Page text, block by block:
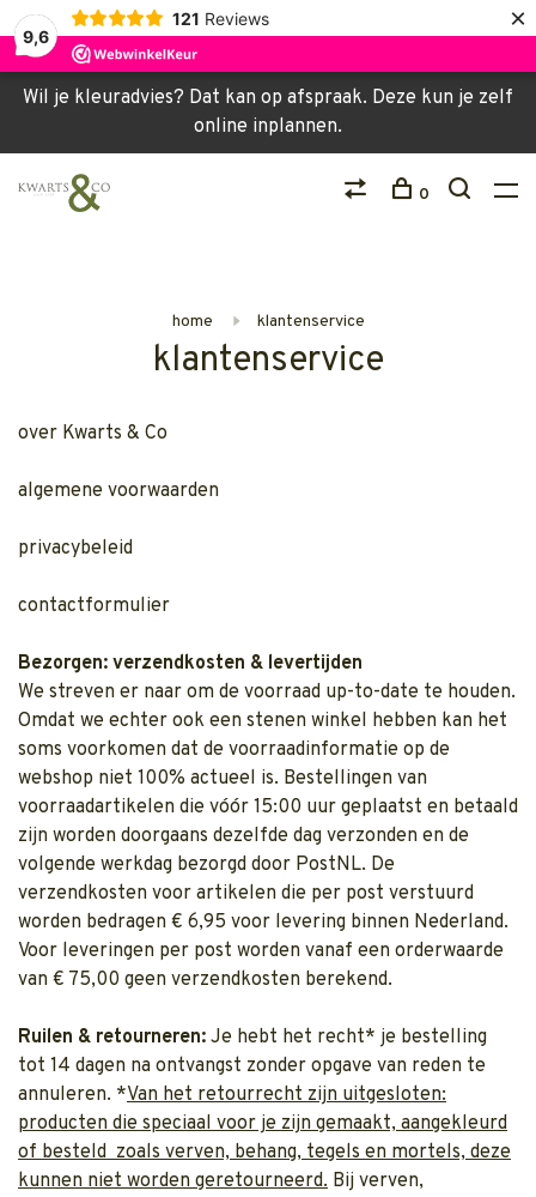
9,6
121 Reviews ×
Wil je kleuradvies? Dat kan op afspraak. Deze kun je zelf
online inplannen.
0
home klantenservice
klantenservice
over Kwarts & Co
algemene voorwaarden
privacybeleid
contactformulier
Bezorgen: verzendkosten & levertijden
We streven er naar om de voorraad up-to-date te houden.
Omdat we echter ook een stenen winkel hebben kan het
soms voorkomen dat de voorraadinformatie op de
webshop niet 100% actueel is. Bestellingen van
voorraadartikelen die vóór 15:00 uur geplaatst en betaald
zijn worden doorgaans dezelfde dag verzonden en de
volgende werkdag bezorgd door PostNL. De
verzendkosten voor artikelen die per post verstuurd
worden bedragen € 6,95 voor levering binnen Nederland.
Voor leveringen per post worden vanaf een orderwaarde
van € 75,00 geen verzendkosten berekend.
Ruilen & retourneren: Je hebt het recht* je bestelling
tot 14 dagen na ontvangst zonder opgave van reden te
annuleren. *Van het retourrecht zijn uitgesloten:
producten die speciaal voor je zijn gemaakt, aangekleurd
of besteld zoals verven, behang, tegels en mortels, deze
kunnen niet worden geretourneerd. Bij verven,